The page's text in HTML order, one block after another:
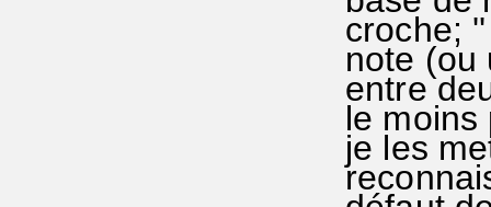
croche;
note (ou
entre
le moins
je les